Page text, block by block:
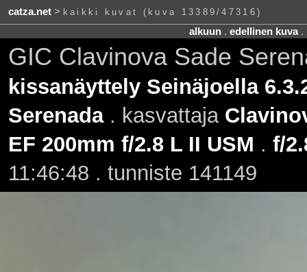
catza.net> kaikki kuvat (kuva 13389/47316)
alkuun. edellinen kuva.
GIC Clavinova Sade
kissanäyttely Seinäjoella
Serenada. kasvattaja
EF 200mm f/2.8 L II USM . f/
11:46:48 . tunniste 141149